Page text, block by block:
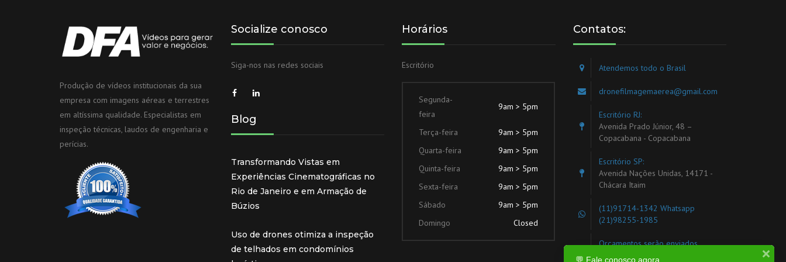
Produção de vídeos institucionais da sua
empresa com imagens aéreas e terrestres
em altíssima qualidade. Especialistas em
inspeção técnicas, laudos de engenharia e
perícias.
Socialize conosco
Siga-nos nas redes sociais
Blog
Transformando Vistas em
Experiências Cinematográficas no
Rio de Janeiro e em Armação de
Búzios
Uso de drones otimiza a inspeção
de telhados em condomínios
Horários
Escritório
Segunda-
feira
9am > 5pm
Terça-feira
9am > 5pm
Quarta-feira
9am > 5pm
Quinta-feira
9am > 5pm
Sexta-feira
9am > 5pm
Sábado
9am > 5pm
Domingo
Closed
Contatos:
Atendemos todo o Brasil
dronefilmagemaerea@gmail.com
Escritório RJ:
Avenida Prado Júnior, 48 –
Copacabana - Copacabana
Escritório SP:
Avenida Nações Unidas, 14171 -
Chácara Itaim
(11)91714-1342 Whatsapp
(21)98255-1985
Orçamentos serão enviados
💬 Fale conosco agora